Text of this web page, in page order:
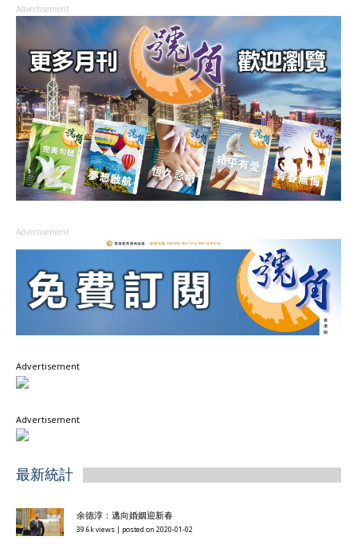
Advertisement
Advertisement
Advertisement
Advertisement
最新統計
余德淳：邁向婚姻迎新春
39.6k views | posted on 2020-01-02